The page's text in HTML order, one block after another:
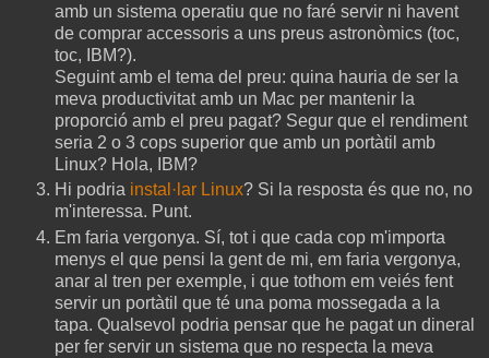
amb un sistema operatiu que no faré servir ni havent
de comprar accessoris a uns preus astronòmics (toc,
toc, IBM?).
Seguint amb el tema del preu: quina hauria de ser la
meva productivitat amb un Mac per mantenir la
proporció amb el preu pagat? Segur que el rendiment
seria 2 o 3 cops superior que amb un portàtil amb
Linux? Hola, IBM?
Hi podria instal·lar Linux? Si la resposta és que no, no
m'interessa. Punt.
Em faria vergonya. Sí, tot i que cada cop m'importa
menys el que pensi la gent de mi, em faria vergonya,
anar al tren per exemple, i que tothom em veiés fent
servir un portàtil que té una poma mossegada a la
tapa. Qualsevol podria pensar que he pagat un dineral
per fer servir un sistema que no respecta la meva